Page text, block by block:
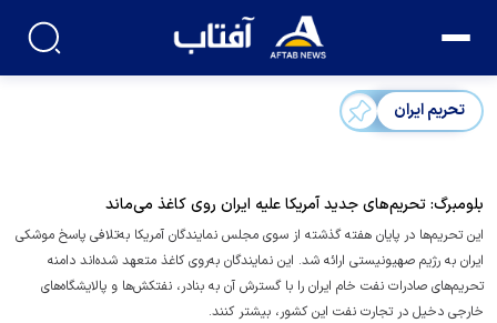
تحریم‌ ایران
بلومبرگ: تحریم‌های جدید آمریکا علیه ایران روی کاغذ می‌ماند
این تحریم‌ها در پایان هفته گذشته از سوی مجلس نمایندگان آمریکا به‌تلافی پاسخ موشکی
ایران به رژیم صهیونیستی ارائه شد. این نمایندگان به‌روی کاغذ متعهد شده‌اند دامنه
تحریم‌های صادرات نفت خام ایران را با گسترش آن به بنادر، نفتکش‌ها و پالایشگاه‌های
خارجی دخیل در تجارت نفت این کشور، بیشتر کنند.